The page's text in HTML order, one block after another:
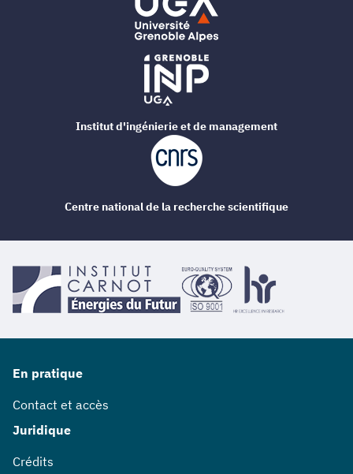
En pratique
Contact et accès
Juridique
Crédits
Institut d'ingénierie et de management
Centre national de la recherche scientifique